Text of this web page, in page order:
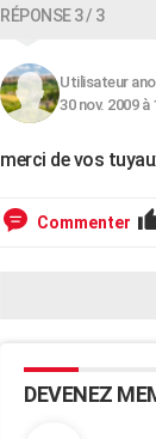
RÉPONSE 3 / 3
Utilisateur
30 nov. 2009 à
merci de vos
Commenter
DEVENEZ